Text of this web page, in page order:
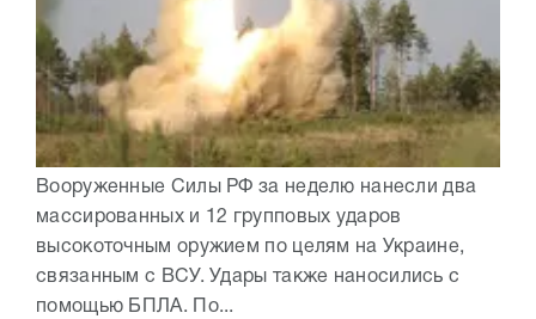
Вооруженные Силы РФ за неделю нанесли два
массированных и 12 групповых ударов
высокоточным оружием по целям на Украине,
связанным с ВСУ. Удары также наносились с
помощью БПЛА. По...